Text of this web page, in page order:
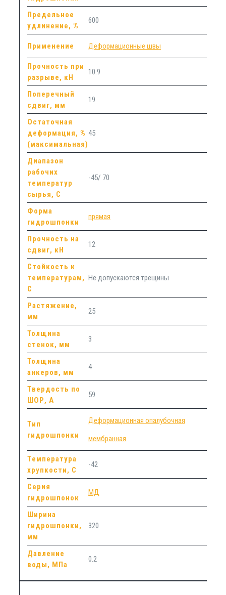
Предельное
удлинение, %
600
Применение Деформационные швы
Прочность при
разрыве, кН
10.9
Поперечный
сдвиг, мм
19
Остаточная
деформация, %
(максимальная)
45
Диапазон
рабочих
температур
сырья, С
-45/ 70
Форма
гидрошпонки
прямая
Прочность на
сдвиг, кН
12
Стойкость к
температурам,
С
Не допускаются трещины
Растяжение,
мм
25
Толщина
стенок, мм
3
Толщина
анкеров, мм
4
Твердость по
ШОР, А
59
Тип
гидрошпонки
Деформационная опалубочная
мембранная
Температура
хрупкости, С
-42
Серия
гидрошпонок
МД
Ширина
гидрошпонки,
мм
320
Давление
воды, МПа
0.2